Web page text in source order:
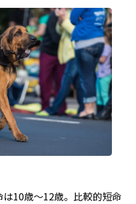
10歳～12歳。比較的短命